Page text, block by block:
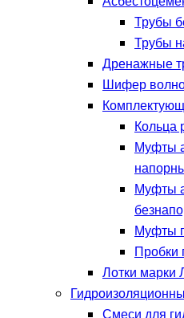
Трубы
Трубы
Дренажные
Шифер
Кольца
Муфты
Муфты
Муфты
Пробки
Лотки